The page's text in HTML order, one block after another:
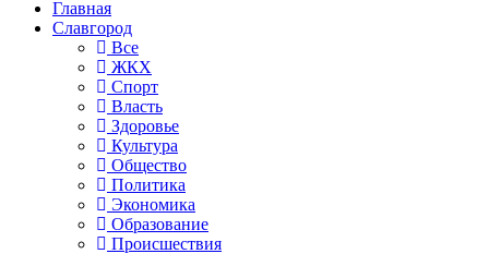
Главная
Славгород
Все
ЖКХ
Спорт
Власть
Здоровье
Культура
Общество
Политика
Экономика
Образование
Происшествия